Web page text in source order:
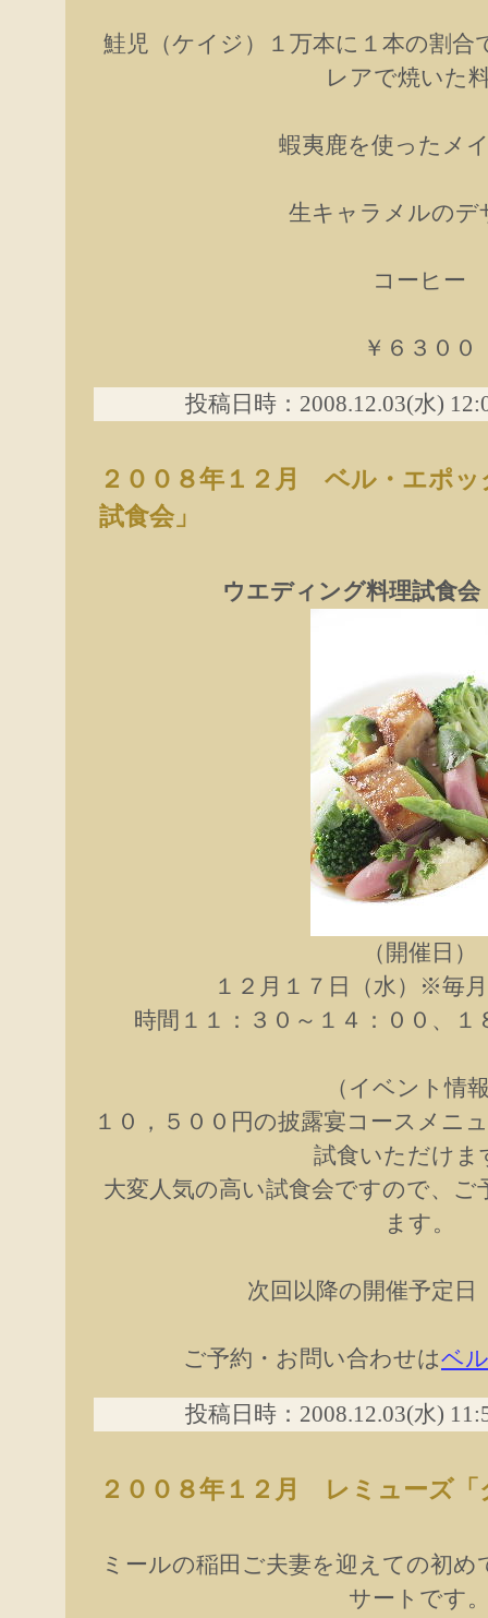
鮭児（ケイジ）１万本に１本の割
レアで焼いた
蝦夷鹿を使ったメ
生キャラメルのデ
コーヒー
￥６３００
投稿日時：2008.12.03(水)
２００８年１２月 ベル・エポ
試食会」
ウエディング料理試食会
（開催日）
１２月１７日（水）※毎
時間１１：３０～１４：００、１
（イベント情
１０，５００円の披露宴コースメニ
試食いただけま
大変人気の高い試食会ですので、
ます。
次回以降の開催予定
ご予約・お問い合わせはベ
投稿日時：2008.12.03(水)
２００８年１２月 レミューズ
ミールの稲田ご夫妻を迎えての初
サートです